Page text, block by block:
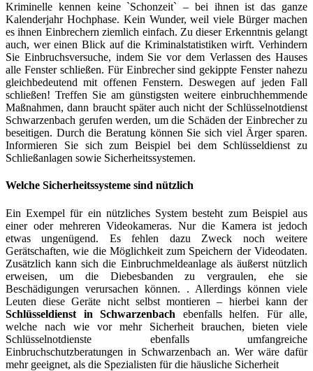
Kriminelle kennen keine `Schonzeit` – bei ihnen ist das ganze
Kalenderjahr Hochphase. Kein Wunder, weil viele Bürger machen
es ihnen Einbrechern ziemlich einfach. Zu dieser Erkenntnis gelangt
auch, wer einen Blick auf die Kriminalstatistiken wirft. Verhindern
Sie Einbruchsversuche, indem Sie vor dem Verlassen des Hauses
alle Fenster schließen. Für Einbrecher sind gekippte Fenster nahezu
gleichbedeutend mit offenen Fenstern. Deswegen auf jeden Fall
schließen! Treffen Sie am günstigsten weitere einbruchhemmende
Maßnahmen, dann braucht später auch nicht der Schlüsselnotdienst
Schwarzenbach gerufen werden, um die Schäden der Einbrecher zu
beseitigen. Durch die Beratung können Sie sich viel Ärger sparen.
Informieren Sie sich zum Beispiel bei dem Schlüsseldienst zu
Schließanlagen sowie Sicherheitssystemen.
Welche Sicherheitssysteme sind nützlich
Ein Exempel für ein nützliches System besteht zum Beispiel aus
einer oder mehreren Videokameras. Nur die Kamera ist jedoch
etwas ungenügend. Es fehlen dazu Zweck noch weitere
Gerätschaften, wie die Möglichkeit zum Speichern der Videodaten.
Zusätzlich kann sich die Einbruchmeldeanlage als äußerst nützlich
erweisen, um die Diebesbanden zu vergraulen, ehe sie
Beschädigungen verursachen können. . Allerdings können viele
Leuten diese Geräte nicht selbst montieren – hierbei kann der
Schlüsseldienst in Schwarzenbach ebenfalls helfen. Für alle,
welche nach wie vor mehr Sicherheit brauchen, bieten viele
Schlüsselnotdienste ebenfalls umfangreiche
Einbruchschutzberatungen in Schwarzenbach an. Wer wäre dafür
mehr geeignet, als die Spezialisten für die häusliche Sicherheit